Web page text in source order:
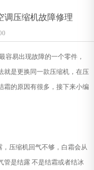
调压缩机故障修理
容易出现故障的一个零件，
就是更换同一款压缩机，在压
霜的原因有很多，接下来小编
压缩机回气不够，白霜会从
管是结露 不是结霜或者结冰